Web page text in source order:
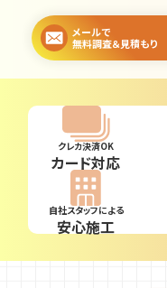
メールで
無料調査＆見積もり
クレカ決済OK
カード対応
自社スタッフによる
安心施工